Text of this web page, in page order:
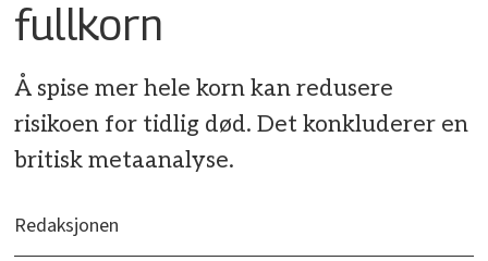
fullkorn
Å spise mer hele korn kan redusere
risikoen for tidlig død. Det konkluderer en
britisk metaanalyse.
Redaksjonen